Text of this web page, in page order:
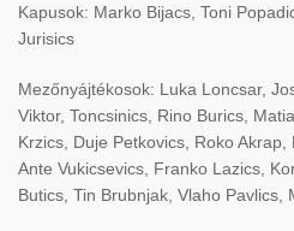
Kapusok: Marko Bijacs, Toni
Jurisics
Mezőnyájtékosok: Luka Loncsar,
Viktor, Toncsinics, Rino Burics,
Krzics, Duje Petkovics, Roko
Ante Vukicsevics, Franko Lazics,
Butics, Tin Brubnjak, Vlaho Pavlics,